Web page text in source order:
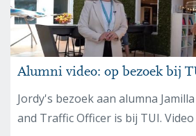
Alumni video: op bezoek bij
Jordy's bezoek aan alumna
and Traffic Officer is bij TUI.